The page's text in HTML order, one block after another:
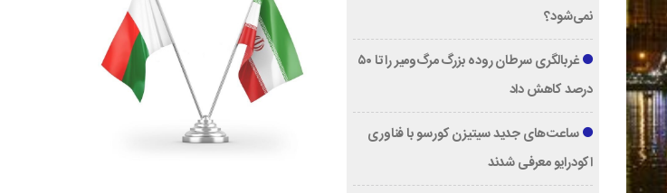
نمی‌شود؟
غربالگری سرطان روده بزرگ مرگ‌ومیر را تا ۵۰
درصد کاهش داد
ساعت‌های جدید سیتیزن کورسو با فناوری
اکودرایو معرفی شدند